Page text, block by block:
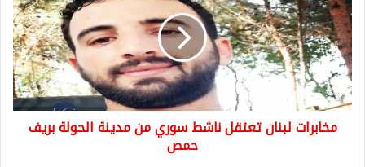
تعتقل
ناشط
سوري
من
مدينة
الحولة
بريف
حمص
مخابرات لبنان تعتقل ناشط سوري من مدينة الحولة بريف
حمص